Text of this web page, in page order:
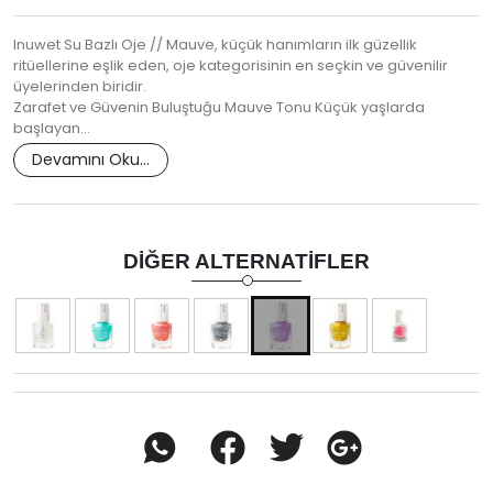
Inuwet Su Bazlı Oje // Mauve, küçük hanımların ilk güzellik
ritüellerine eşlik eden, oje kategorisinin en seçkin ve güvenilir
üyelerinden biridir.
Zarafet ve Güvenin Buluştuğu Mauve Tonu Küçük yaşlarda
başlayan…
Devamını Oku...
DIĞER ALTERNATIFLER